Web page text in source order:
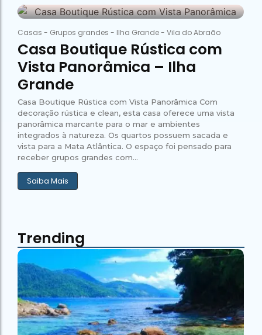
Paradisíacas
Gruta
Acaiá
Azul de
Romântico
no Saco do
Despedida
de Solteira
Caipirinha
Tour na
Ilha
Grande
Passeio
Bate e
Volta
Rio x
Ilha
Grande
Gruta
Acaiá
Lagoa
Azul de
Escuna
no Saco do
Céu
Despedida
de Solteira
Caipirinha
Tour na
Grande
Passeio
Bate e
Volta
Rio x
Grande
Casas - Grupos grandes - Ilha Grande- Vila do Abraão
Casa Boutique Rústica com
Vista Panorâmica – Ilha
Grande
Casa Boutique Rústica com Vista Panorâmica Com
decoração rústica e clean, esta casa oferece uma vista
panorâmica marcante para o mar e ambientes
integrados à natureza. Os quartos possuem sacada e
vista para a Mata Atlântica. O espaço foi pensado para
receber grupos grandes com...
Saiba Mais
Trending